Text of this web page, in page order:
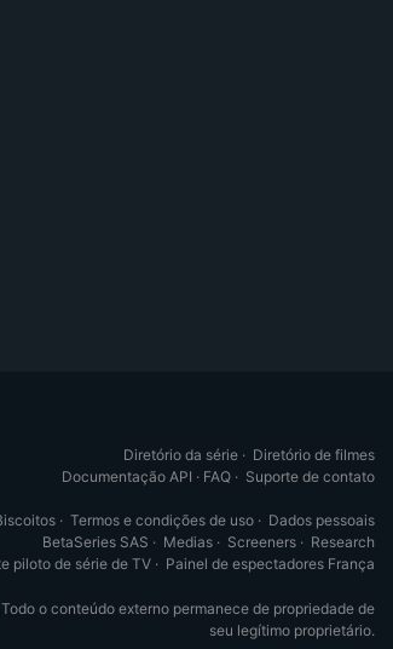
Diretório da série · Diretório de filmes
Documentação API · FAQ · Suporte de contato
· Termos e condições de uso · Dados pessoais
BetaSeries SAS · Medias · Screeners · Research
piloto de série de TV · Painel de espectadores França
o conteúdo externo permanece de propriedade de
seu legítimo proprietário.